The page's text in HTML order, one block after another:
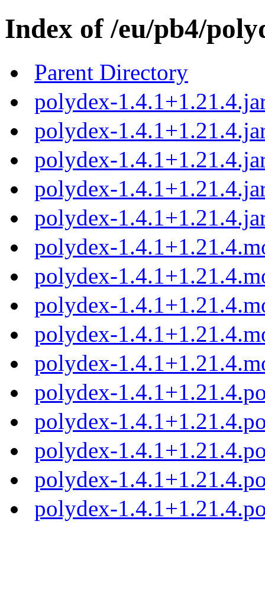
Index of /eu/pb4/
Parent Directory
polydex-
polydex-
polydex-
polydex-
polydex-
polydex-
polydex-
polydex-
polydex-
polydex-
polydex-
polydex-
polydex-
polydex-
polydex-